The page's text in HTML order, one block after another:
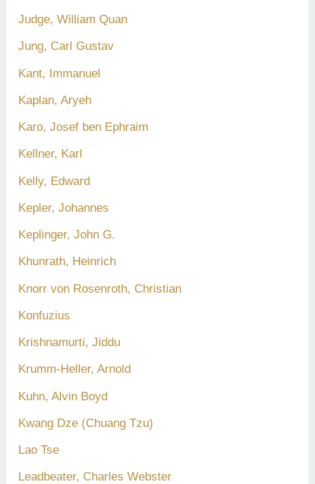
Judge, William Quan
Jung, Carl Gustav
Kant, Immanuel
Kaplan, Aryeh
Karo, Josef ben Ephraim
Kellner, Karl
Kelly, Edward
Kepler, Johannes
Keplinger, John G.
Khunrath, Heinrich
Knorr von Rosenroth, Christian
Konfuzius
Krishnamurti, Jiddu
Krumm-Heller, Arnold
Kuhn, Alvin Boyd
Kwang Dze (Chuang Tzu)
Lao Tse
Leadbeater, Charles Webster